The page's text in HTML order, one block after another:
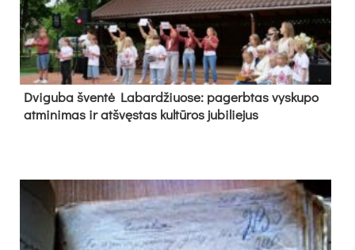
Dvi­gu­ba šven­tė La­bar­džiuo­se: pa­gerb­tas vys­ku­po
at­mi­ni­mas ir at­švęs­tas kul­tū­ros ju­bi­lie­jus